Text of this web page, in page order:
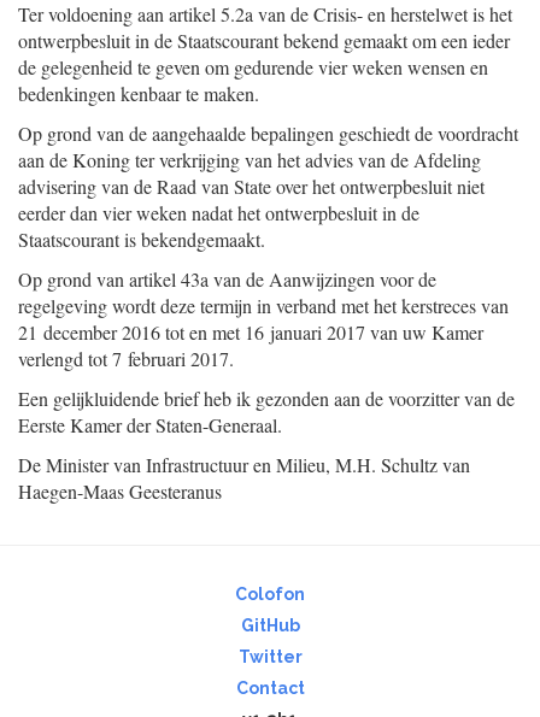
Ter voldoening aan artikel 5.2a van de Crisis- en herstelwet is het
ontwerpbesluit in de Staatscourant bekend gemaakt om een ieder
de gelegenheid te geven om gedurende vier weken wensen en
bedenkingen kenbaar te maken.
Op grond van de aangehaalde bepalingen geschiedt de voordracht
aan de Koning ter verkrijging van het advies van de Afdeling
advisering van de Raad van State over het ontwerpbesluit niet
eerder dan vier weken nadat het ontwerpbesluit in de
Staatscourant is bekendgemaakt.
Op grond van artikel 43a van de Aanwijzingen voor de
regelgeving wordt deze termijn in verband met het kerstreces van
21 december 2016 tot en met 16 januari 2017 van uw Kamer
verlengd tot 7 februari 2017.
Een gelijkluidende brief heb ik gezonden aan de voorzitter van de
Eerste Kamer der Staten-Generaal.
De Minister van Infrastructuur en Milieu, M.H. Schultz van
Haegen-Maas Geesteranus
Colofon
GitHub
Twitter
Contact